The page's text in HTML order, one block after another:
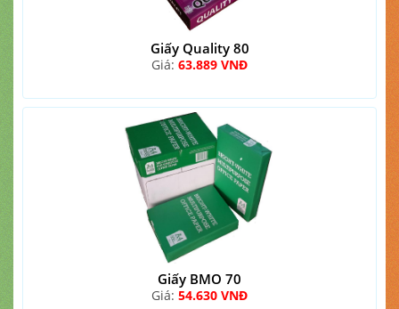
Giấy Quality 80
Giá: 63.889 VNĐ
Giấy BMO 70
Giá: 54.630 VNĐ